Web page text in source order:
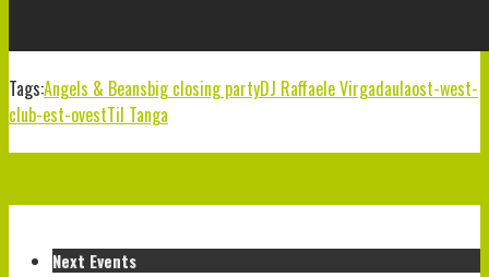
Tags:Angels & Beansbig closing partyDJ Raffaele Virgadaulaost-west-
club-est-ovestTil Tanga
Next Events